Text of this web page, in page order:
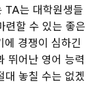
TA는 대학원생들
련할 수 있는 좋은
에 경쟁이 심하긴
뛰어난 영어 능력
대 놓칠 수는 없겠